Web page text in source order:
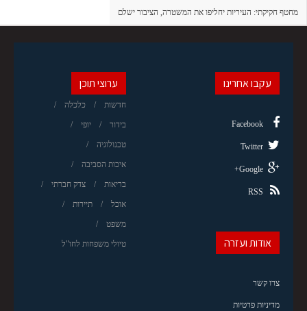
מחטף חקיקתי: העיריות יחליפו את המשטרה, הציבור ישלם
ערוצי תוכן
חדשות כלכלה
בידור יופי
טכנולוגיה
איכות הסביבה
בריאות צדק חברתי
אוכל תיירות
משפט
טיולי משפחות לחו"ל
עקבו אחרינו
Facebook
Twitter
Google+
RSS
אודות ועזרה
צרו קשר
מדיניות פרטיות